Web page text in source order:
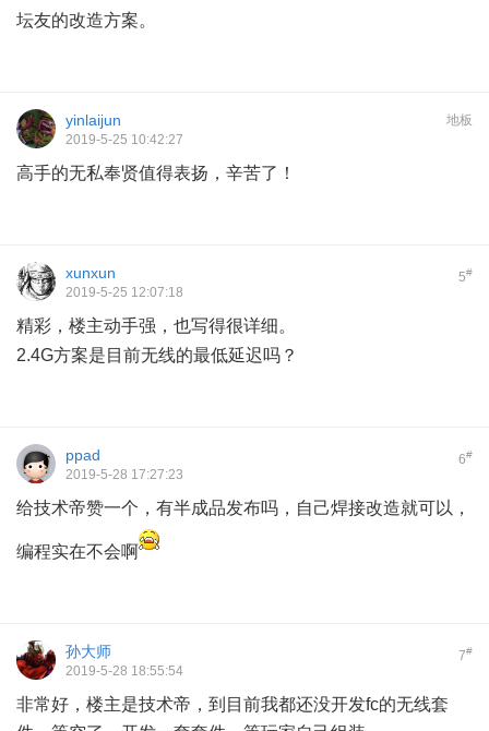
坛友的改造方案。
地板
yinlaijun
2019-5-25 10:42:27
高手的无私奉贤值得表扬，辛苦了！
5#
xunxun
2019-5-25 12:07:18
精彩，楼主动手强，也写得很详细。
2.4G方案是目前无线的最低延迟吗？
6#
ppad
2019-5-28 17:27:23
给技术帝赞一个，有半成品发布吗，自己焊接改造就可以，
编程实在不会啊
7#
孙大师
2019-5-28 18:55:54
非常好，楼主是技术帝，到目前我都还没开发fc的无线套